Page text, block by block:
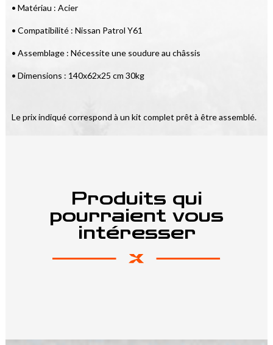
• Matériau : Acier
• Compatibilité : Nissan Patrol Y61
• Assemblage : Nécessite une soudure au châssis
• Dimensions : 140x62x25 cm 30kg
Le prix indiqué correspond à un kit complet prêt à être assemblé.
Produits qui
pourraient vous
intéresser